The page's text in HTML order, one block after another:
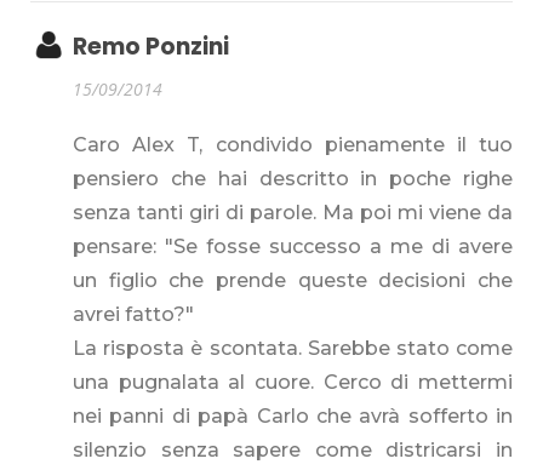
Remo Ponzini
15/09/2014
Caro Alex T, condivido pienamente il tuo
pensiero che hai descritto in poche righe
senza tanti giri di parole. Ma poi mi viene da
pensare: "Se fosse successo a me di avere
un figlio che prende queste decisioni che
avrei fatto?"
La risposta è scontata. Sarebbe stato come
una pugnalata al cuore. Cerco di mettermi
nei panni di papà Carlo che avrà sofferto in
silenzio senza sapere come districarsi in